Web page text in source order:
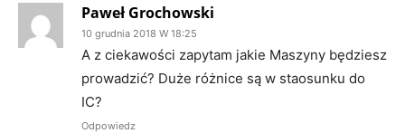
Paweł Grochowski
10 grudnia 2018 W 18:25
A z ciekawości zapytam jakie Maszyny będziesz
prowadzić? Duże różnice są w staosunku do
IC?
Odpowiedz